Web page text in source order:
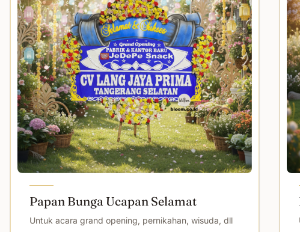
Papan Bunga Ucapan Selamat
Untuk acara grand opening, pernikahan, wisuda, dll